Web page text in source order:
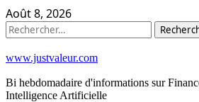
Skip
to
Août 8, 2026
Rechercher :
www.justvaleur.com
Bi hebdomadaire d'informations sur
Intelligence Artificielle